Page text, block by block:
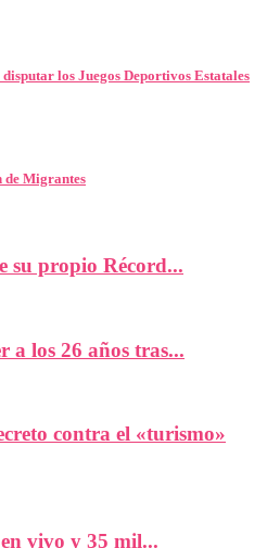
los Juegos Deportivos Estatales
de Migrantes
su propio Récord...
a los 26 años tras...
contra el «turismo»
vivo y 35 mil...